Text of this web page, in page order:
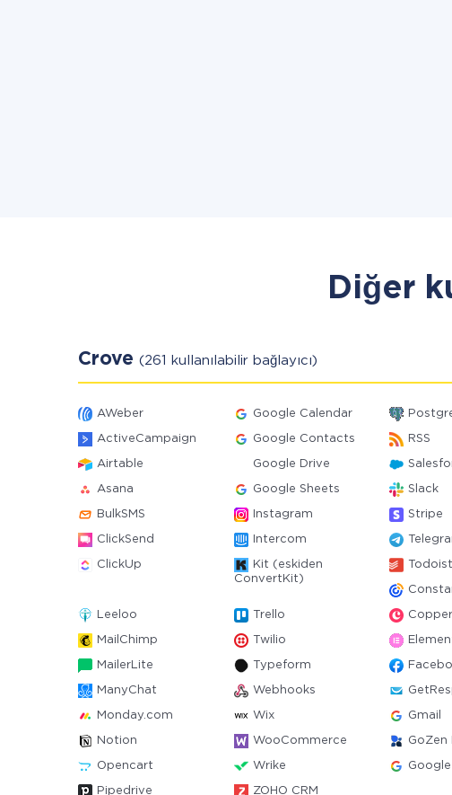
Diğer
Crove (261 kullanılabilir bağlayıcı)
AWeber Google Calendar
ActiveCampaign Google Contacts RSS
Airtable Google Drive
Asana Google Sheets Slack
BulkSMS Instagram Stripe
ClickSend Intercom
ClickUp
Kit (eskiden
ConvertKit)
Todoist
Leeloo Trello Copper
MailChimp Twilio
MailerLite Typeform
ManyChat Webhooks
Monday.com Wix Gmail
Notion WooCommerce GoZen
Opencart Wrike
Pipedrive ZOHO CRM